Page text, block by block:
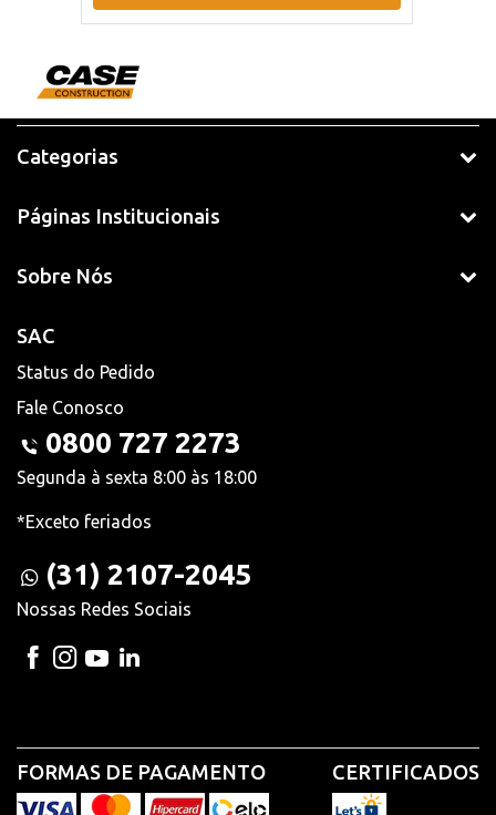
Categorias
Páginas Institucionais
Sobre Nós
SAC
Status do Pedido
Fale Conosco
0800 727 2273
Segunda à sexta 8:00 às 18:00
*Exceto feriados
(31) 2107-2045
Nossas Redes Sociais
FORMAS DE PAGAMENTO CERTIFICADOS